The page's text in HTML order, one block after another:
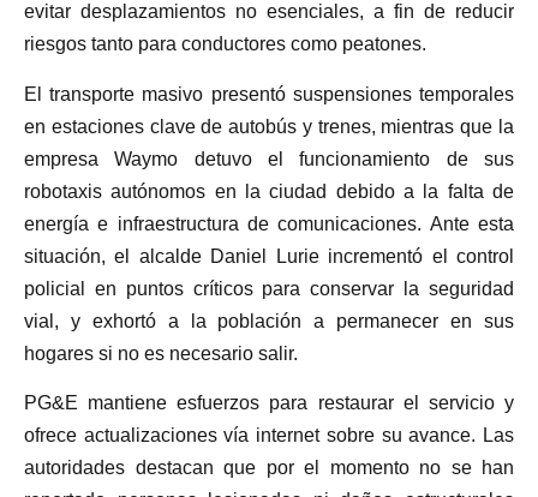
evitar desplazamientos no esenciales, a fin de reducir
riesgos tanto para conductores como peatones.
El transporte masivo presentó suspensiones temporales
en estaciones clave de autobús y trenes, mientras que la
empresa Waymo detuvo el funcionamiento de sus
robotaxis autónomos en la ciudad debido a la falta de
energía e infraestructura de comunicaciones. Ante esta
situación, el alcalde Daniel Lurie incrementó el control
policial en puntos críticos para conservar la seguridad
vial, y exhortó a la población a permanecer en sus
hogares si no es necesario salir.
PG&E mantiene esfuerzos para restaurar el servicio y
ofrece actualizaciones vía internet sobre su avance. Las
autoridades destacan que por el momento no se han